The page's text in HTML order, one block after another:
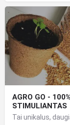
AGRO GO -
STIMULIANTAS